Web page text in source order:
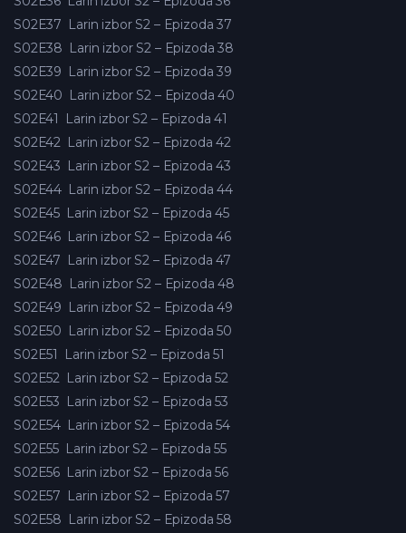
S02E37 Larin izbor S2 – Epizoda 37
S02E38 Larin izbor S2 – Epizoda 38
S02E39 Larin izbor S2 – Epizoda 39
S02E40 Larin izbor S2 – Epizoda 40
S02E41
Larin izbor S2 – Epizoda 41
S02E42 Larin izbor S2 – Epizoda 42
S02E43 Larin izbor S2 – Epizoda 43
S02E44 Larin izbor S2 – Epizoda 44
S02E45 Larin izbor S2 – Epizoda 45
S02E46 Larin izbor S2 – Epizoda 46
S02E47 Larin izbor S2 – Epizoda 47
S02E48 Larin izbor S2 – Epizoda 48
S02E49 Larin izbor S2 – Epizoda 49
S02E50 Larin izbor S2 – Epizoda 50
S02E51
Larin izbor S2 – Epizoda 51
S02E52 Larin izbor S2 – Epizoda 52
S02E53 Larin izbor S2 – Epizoda 53
S02E54 Larin izbor S2 – Epizoda 54
S02E55 Larin izbor S2 – Epizoda 55
S02E56 Larin izbor S2 – Epizoda 56
S02E57 Larin izbor S2 – Epizoda 57
S02E58 Larin izbor S2 – Epizoda 58